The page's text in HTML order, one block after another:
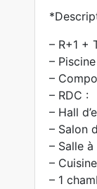
– R+1 +
– Piscine
–
– RDC :
– Hall
– Salon
– Salle
–
– 1